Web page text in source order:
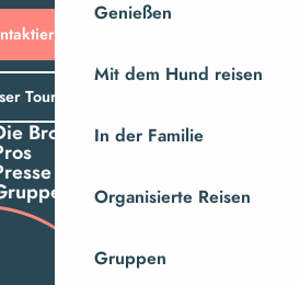
Genießen
Mit dem Hund reisen
In der Familie
Organisierte Reisen
Gruppen
Sie uns
Tourismusbüro
Broschuren